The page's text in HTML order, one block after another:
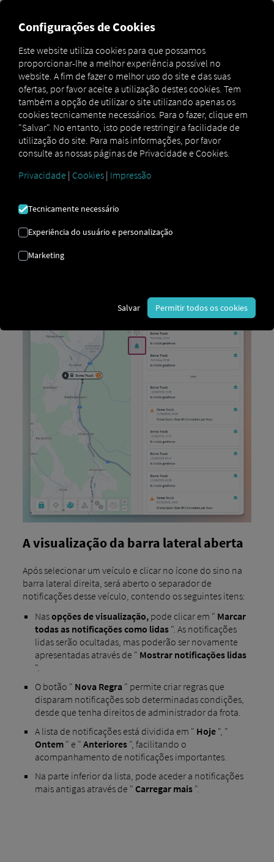
Notificações na barra lateral
do veículo no monitor de
frota.
Esta secção explica como filtrar as notificações na barra
lateral do Monitor de Frota do seu veículo para
apresentar apenas as que se referem a esse veículo.
A visualização da barra lateral aberta
Após selecionar um veículo e clicar no ícone do sino na
barra lateral direita, será aberto o separador de
notificações desse veículo, contendo os seguintes itens:
Nasopções de visualização,pode clicar em " Marcar
todas as notificações como lidas". As notificações
lidas serão ocultadas, mas poderão ser novamente
apresentadas através de " Mostrar notificações lidas
".
O botão " Nova Regra" permite criar regras que
disparam notificações sob determinadas condições,
desde que tenha direitos de administrador da frota.
A lista de notificações está dividida em " Hoje", "
Ontem" e " Anteriores", facilitando o
acompanhamento de notificações importantes.
Na parte inferior da lista, pode aceder a notificações
mais antigas através de " Carregar mais".
Configurações de Cookies
Este website utiliza cookies para que possamos
proporcionar-lhe a melhor experiência possível no
website. A fim de fazer o melhor uso do site e das suas
ofertas, por favor aceite a utilização destes cookies. Tem
também a opção de utilizar o site utilizando apenas os
cookies tecnicamente necessários. Para o fazer, clique em
"Salvar". No entanto, isto pode restringir a facilidade de
utilização do site. Para mais informações, por favor
consulte as nossas páginas de Privacidade e Cookies.
Privacidade | Cookies | Impressão
Tecnicamente necessário
Experiência do usuário e personalização
Marketing
Salvar Permitir todos os cookies